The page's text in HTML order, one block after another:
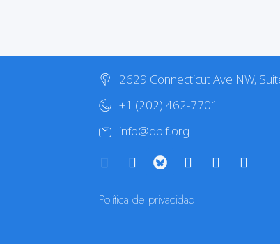
2629 Connecticut Ave NW,
+1 (202) 462-7701
info@dplf.org
Política de privacidad